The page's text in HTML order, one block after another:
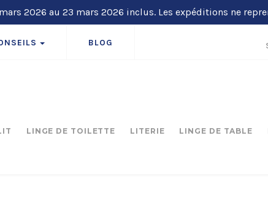
2026 au 23 mars 2026 inclus. Les expéditions ne
BLOG
LINGE DE TOILETTE LITERIE LINGE DE TABLE